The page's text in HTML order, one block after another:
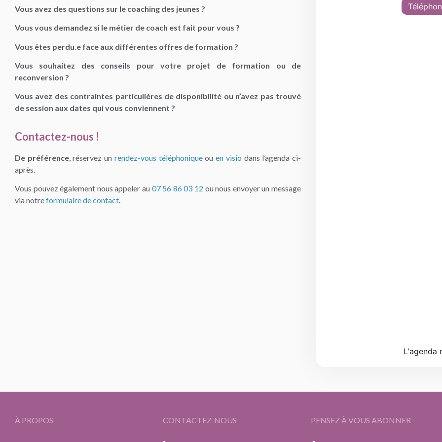
Vous avez des questions sur le coaching des jeunes ?
Vous vous demandez si le métier de coach est fait pour vous ?
Vous êtes perdu.e face aux différentes offres de formation ?
Vous souhaitez des conseils pour votre projet de formation ou de
reconversion ?
Vous avez des contraintes particulières de disponibilité ou n’avez pas trouvé
de session aux dates qui vous conviennent ?
Contactez-nous !
De préférence, réservez un rendez-vous téléphoniqueouen visio dans l’agenda ci-
après.
Vous pouvez également nous appeler au 07 56 86 03 12 ou nous envoyerun message
via notreformulaire de contact.
L'agenda
À PROPOS CONTACTEZ-NOUS PENSEZ À VOUS ABONNER